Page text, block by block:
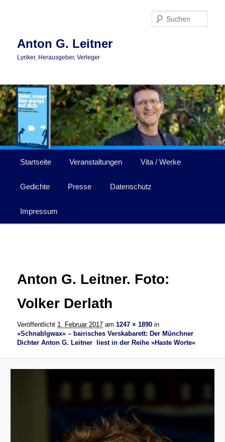
Anton G. Leitner
Lyriker, Herausgeber, Verleger
Startseite Veranstaltungen Vita / Werke
Gedichte Presse Datenschutz
Impressum
Anton G. Leitner. Foto:
Volker Derlath
Veröffentlicht 1. Februar 2017 am1247 × 1890 in
»Schnablgwax« – bairisches Verskabarett: Der Münchner
Dichter Anton G. Leitner liest in der Reihe »Haste Worte«